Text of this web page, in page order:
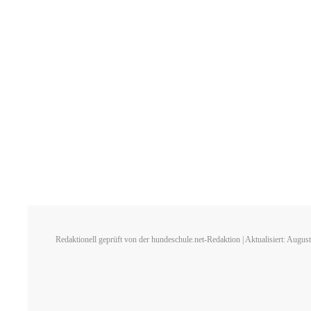
Redaktionell geprüft von der hundeschule.net-Redaktion | Aktualisiert: